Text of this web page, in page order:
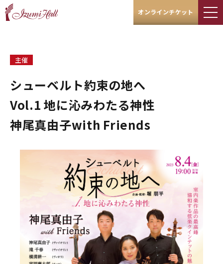
オンラインチケット
主催
シューベルト――約束の地へ
Vol.1 地に沁みわたる神性
神尾真由子with Friends